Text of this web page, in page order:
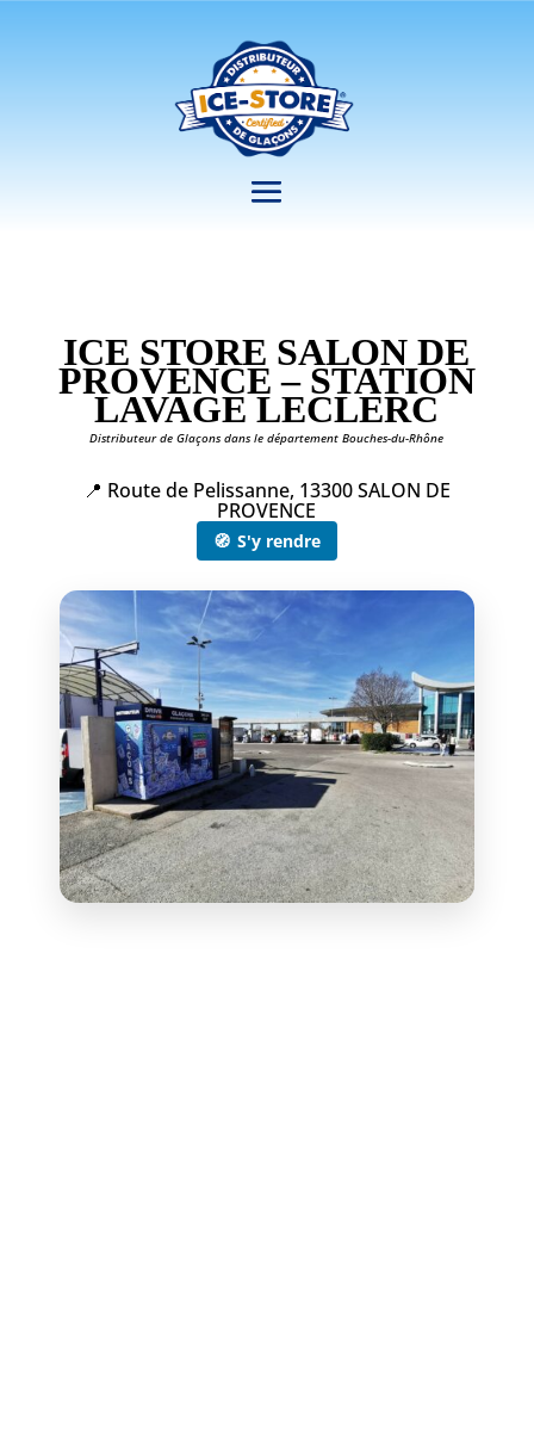
ICE STORE SALON DE
PROVENCE – STATION
LAVAGE LECLERC
Distributeur de Glaçons dans le département Bouches-du-Rhône
📍 Route de Pelissanne, 13300 SALON DE
PROVENCE
🧭 S'y rendre